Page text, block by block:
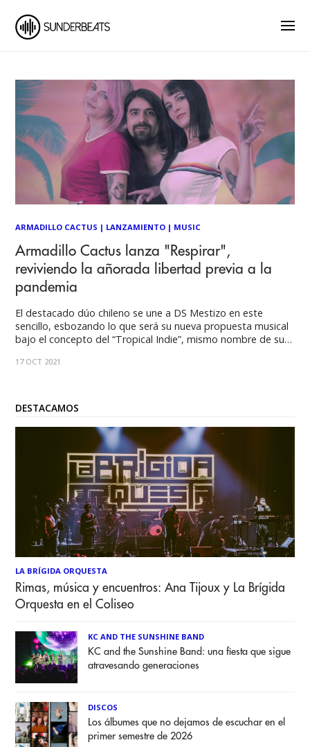
ARMADILLO CACTUS | LANZAMIENTO | MUSIC
Armadillo Cactus lanza "Respirar",
reviviendo la añorada libertad previa a la
pandemia
El destacado dúo chileno se une a DS Mestizo en este
sencillo, esbozando lo que será su nueva propuesta musical
bajo el concepto del “Tropical Indie”, mismo nombre de su
mixtura de géneros musicales es parte de nuestra
17 OCT 2021
DESTACAMOS
LA BRÍGIDA ORQUESTA
Rimas, música y encuentros: Ana Tijoux y La Brígida
Orquesta en el Coliseo
KC AND THE SUNSHINE BAND
KC and the Sunshine Band: una fiesta que sigue
atravesando generaciones
DISCOS
Los álbumes que no dejamos de escuchar en el
primer semestre de 2026